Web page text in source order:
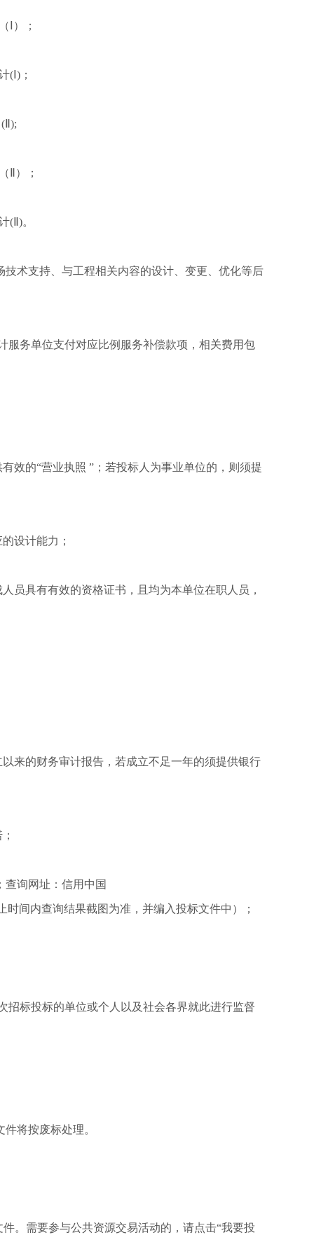
Ⅰ）；
；
Ⅱ）；
(Ⅱ)。
术支持、与工程相关内容的设计、变更、优化等后
服务单位支付对应比例服务补偿款项，相关费用包
效的“营业执照 ”；若投标人为事业单位的，则须提
设计能力；
员具有有效的资格证书，且均为本单位在职人员，
来的财务审计报告，若成立不足一年的须提供银行
查询网址：信用中国
时间内查询结果截图为准，并编入投标文件中）；
招标投标的单位或个人以及社会各界就此进行监督
将按废标处理。
。需要参与公共资源交易活动的，请点击“我要投